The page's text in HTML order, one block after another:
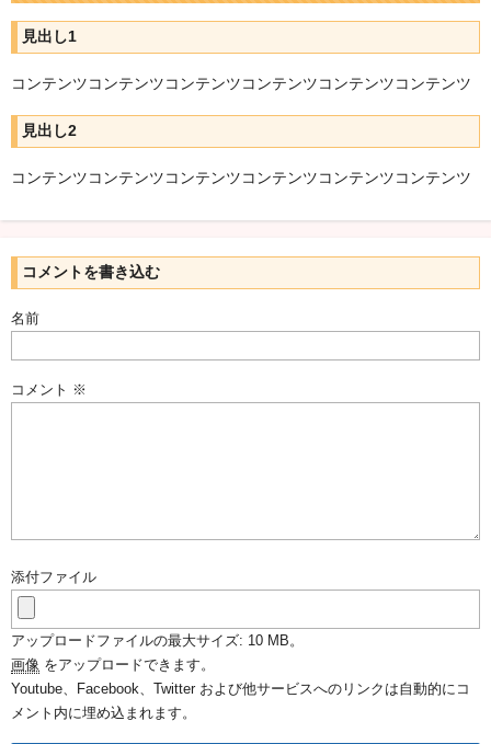
見出し1
コンテンツコンテンツコンテンツコンテンツコンテンツコンテンツ
見出し2
コンテンツコンテンツコンテンツコンテンツコンテンツコンテンツ
コメントを書き込む
名前
コメント ※
添付ファイル
アップロードファイルの最大サイズ: 10 MB。
画像 をアップロードできます。
Youtube、Facebook、Twitter および他サービスへのリンクは自動的にコ
メント内に埋め込まれます。